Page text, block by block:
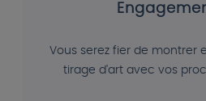
Vous serez fier de montrer
tirage d'art avec vos